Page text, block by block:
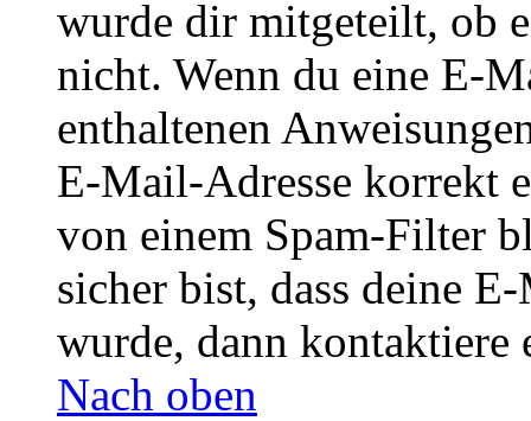
wurde dir mitgeteilt, ob
nicht. Wenn du eine E-
enthaltenen
E-Mail-Adresse korrekt
von einem Spam-Filter
sicher bist, dass deine
wurde, dann kontaktiere
Nach oben